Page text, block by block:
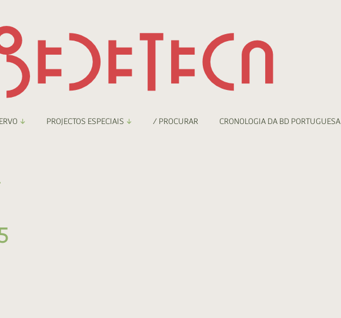
Comicarte
Digital
PROJECTOS ESPECIAIS / PROCURAR CRONOLOGIA DA BD PORTUGUESA